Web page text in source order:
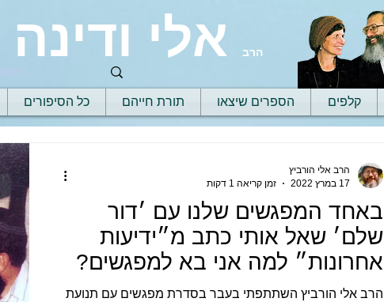
הרב אלי
קלפים הספרים שיצאו תורת חייהם כל הסיפורים
באחד המפגשים שלנו עם ׳דור
שלם׳ שאל אותי כתב מ״ידיעות
אחרונות״ למה אני בא למפגשים?
מה יש לי מזה?
הרב אלי הורביץ השתתפתי בעבר בסדרת מפגשים עם תנועת
הרב אלי הורביץ
17 במרץ 2022
זמן קריאה 1 דקות